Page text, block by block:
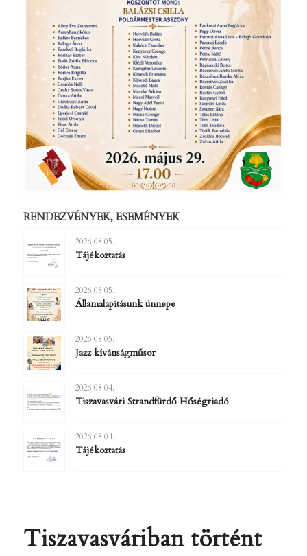
RENDEZVÉNYEK, ESEMÉNYEK
2026.08.05.
Tájékoztatás
2026.08.05.
Államalapításunk ünnepe
2026.08.05.
Jazz kívánságműsor
2026.08.04.
Tiszavasvári Strandfürdő Hőségriadó
2026.08.04.
Tájékoztatás
Tiszavasváriban történt